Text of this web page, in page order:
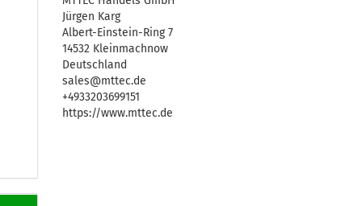
Jürgen Karg
Albert-Einstein-Ring 7
14532 Kleinmachnow
Deutschland
sales@mttec.de
+4933203699151
https://www.mttec.de